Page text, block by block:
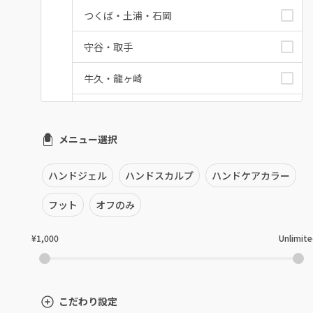
つくば・土浦・石岡
守谷・取手
牛久・龍ヶ崎
北茨城・日立・ひたちなか
古河・常総・筑西
茨城県その他
メニュー選択
ハンドジェル ハンドスカルプ ハンドケアカラー
フット オフのみ
¥1,000
こだわり設定